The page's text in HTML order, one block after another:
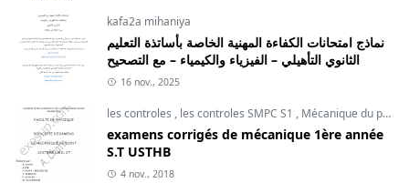
kafa2a mihaniya
نماذج امتحانات الكفاءة المهنية الخاصة بأساتذة التعليم
الثانوي التأهيلي – الفيزياء والكيمياء – مع التصحيح
16 nov., 2025
les controles , les controles SMPC S1 , Mécanique du point
examens corrigés de mécanique 1ère année
S.T USTHB
4 nov., 2018